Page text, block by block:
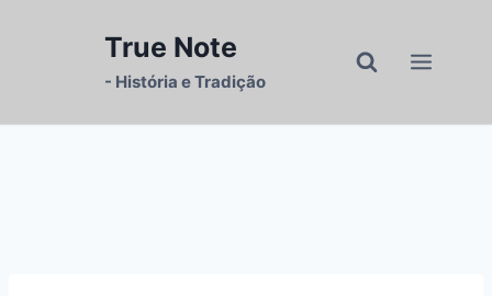
True Note
- História e Tradição